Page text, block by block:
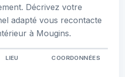
Décrivez votre
adapté vous recontacte
à Mougins.
LIEU COORDONNÉES